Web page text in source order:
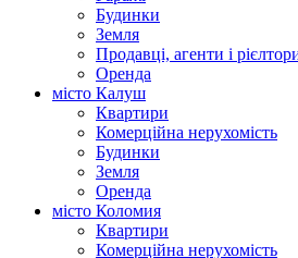
Будинки
Земля
Продавці, агенти і
Оренда
місто Калуш
Квартири
Комерційна нерухомість
Будинки
Земля
Оренда
місто Коломия
Квартири
Комерційна нерухомість